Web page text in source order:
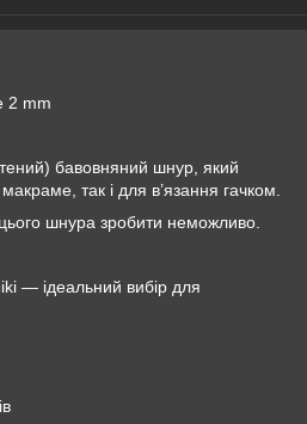
2 mm
бавовняний шнур, який
так і для в’язання гачком.
шнура зробити неможливо.
— ідеальний вибір для